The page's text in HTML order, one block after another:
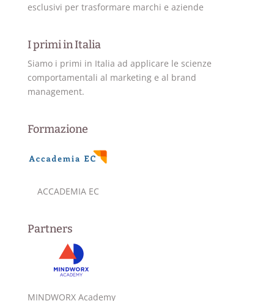
esclusivi per trasformare marchi e aziende
I primi in Italia
Siamo i primi in Italia ad applicare le scienze
comportamentali al marketing e al brand
management.
Formazione
ACCADEMIA EC
Partners
MINDWORX Academy